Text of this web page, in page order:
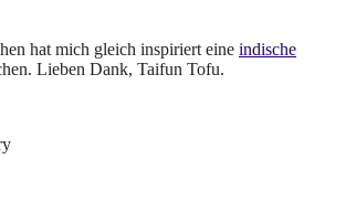
hat mich gleich inspiriert eine indische
Lieben Dank, Taifun Tofu.